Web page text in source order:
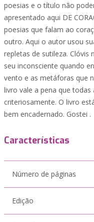
poesias e o título não
apresentado aqui DE
poesias que falam ao
outro. Aqui o autor usou
repletas de sutileza.
seu inconsciente quando
vento e as metáforas que
livro vale a pena que todas
criteriosamente. O livro
bem encadernado. Gostei .
Características
Número de páginas
Edição